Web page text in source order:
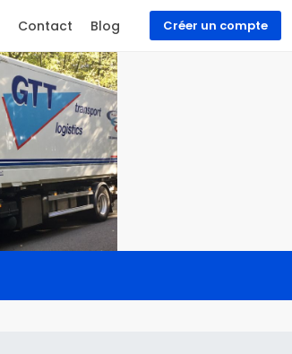
Créer un compte
Contact Blog